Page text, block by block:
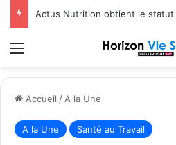
Actus Nutrition obtient le statut
Menu
Accueil /A la Une
A la Une Santé au Travail